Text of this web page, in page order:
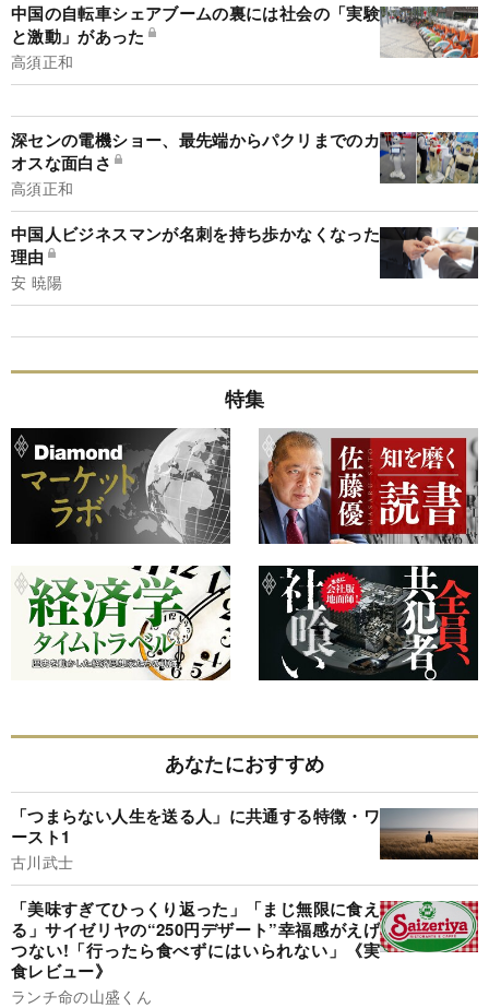
中国の自転車シェアブームの裏には社会の「実験
と激動」があった
高須正和
深センの電機ショー、最先端からパクリまでのカ
オスな面白さ
高須正和
中国人ビジネスマンが名刺を持ち歩かなくなった
理由
安 暁陽
特集
あなたにおすすめ
「つまらない人生を送る人」に共通する特徴・ワ
ースト1
古川武士
「美味すぎてひっくり返った」「まじ無限に食え
る」サイゼリヤの“250円デザート”幸福感がえげ
つない!「行ったら食べずにはいられない」《実
食レビュー》
ランチ命の山盛くん